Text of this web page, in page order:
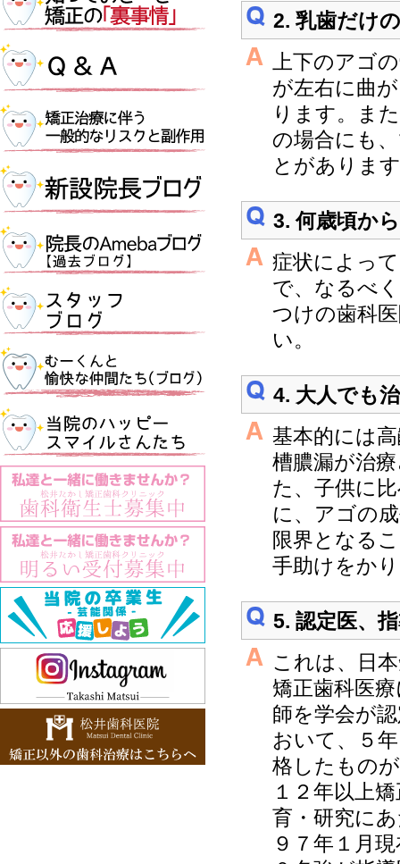
2. 乳歯だけ
上下のアゴ
が左右に曲
ります。ま
の場合にも
とがありま
3. 何歳頃か
症状によっ
で、なるべ
つけの歯科
い。
4. 大人でも
基本的には
槽膿漏が治
た、子供に
に、アゴの
限界となる
手助けをか
5. 認定医、
これは、日
矯正歯科医
師を学会が
おいて、５
格したもの
１２年以上
育・研究に
９７年１月